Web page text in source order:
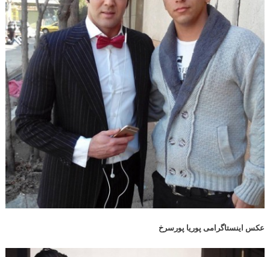
عکس اینستاگرامی پوریا پورسرخ